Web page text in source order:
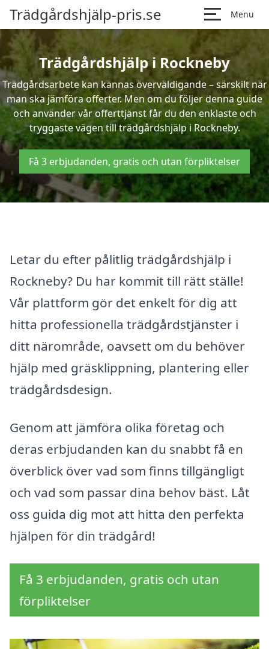
Trädgårdshjälp-pris.se Menu
Trädgårdshjälp i Rockneby
Trädgårdsarbete kan kännas överväldigande – särskilt när
man ska jämföra offerter. Men om du följer denna guide
och använder vår offerttjänst får du den enklaste och
tryggaste vägen till trädgårdshjälp i Rockneby.
Få 3 erbjudanden, gratis och utan förpliktelser
Letar du efter pålitlig trädgårdshjälp i
Rockneby? Du har kommit till rätt ställe!
Vår plattform gör det enkelt för dig att
hitta professionella trädgårdstjänster i
ditt närområde, oavsett om du behöver
hjälp med gräsklippning, plantering eller
trädgårdsdesign.
Genom att jämföra olika företag och
deras erbjudanden kan du snabbt få en
överblick över vad som finns tillgängligt
och vad som passar dina behov bäst. Låt
oss guida dig mot att hitta den perfekta
hjälpen för din trädgård!
Få 3 erbjudanden, gratis och utan
förpliktelser